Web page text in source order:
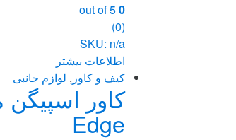
0
(0)
SKU: n/a
اطلاعات بیشتر
کیف و کاور , لوازم جانبی
Edge